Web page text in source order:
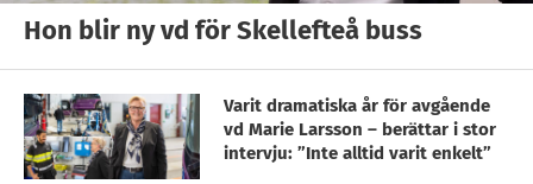
Hon blir ny vd för Skellefteå buss
Varit dramatiska år för avgående
vd Marie Larsson – berättar i stor
intervju: ”Inte alltid varit enkelt”